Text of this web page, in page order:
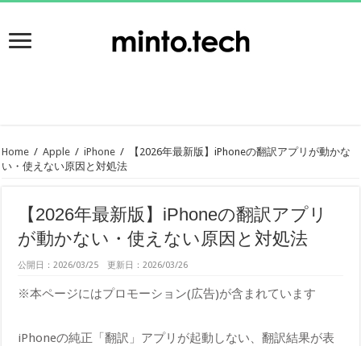
Home / Apple / iPhone /
【2026年最新版】iPhoneの翻訳アプリが動かな
い・使えない原因と対処法
【2026年最新版】iPhoneの翻訳アプリ
が動かない・使えない原因と対処法
公開日：2026/03/25 更新日：2026/03/26
※本ページにはプロモーション(広告)が含まれています
iPhoneの純正「翻訳」アプリが起動しない、翻訳結果が表